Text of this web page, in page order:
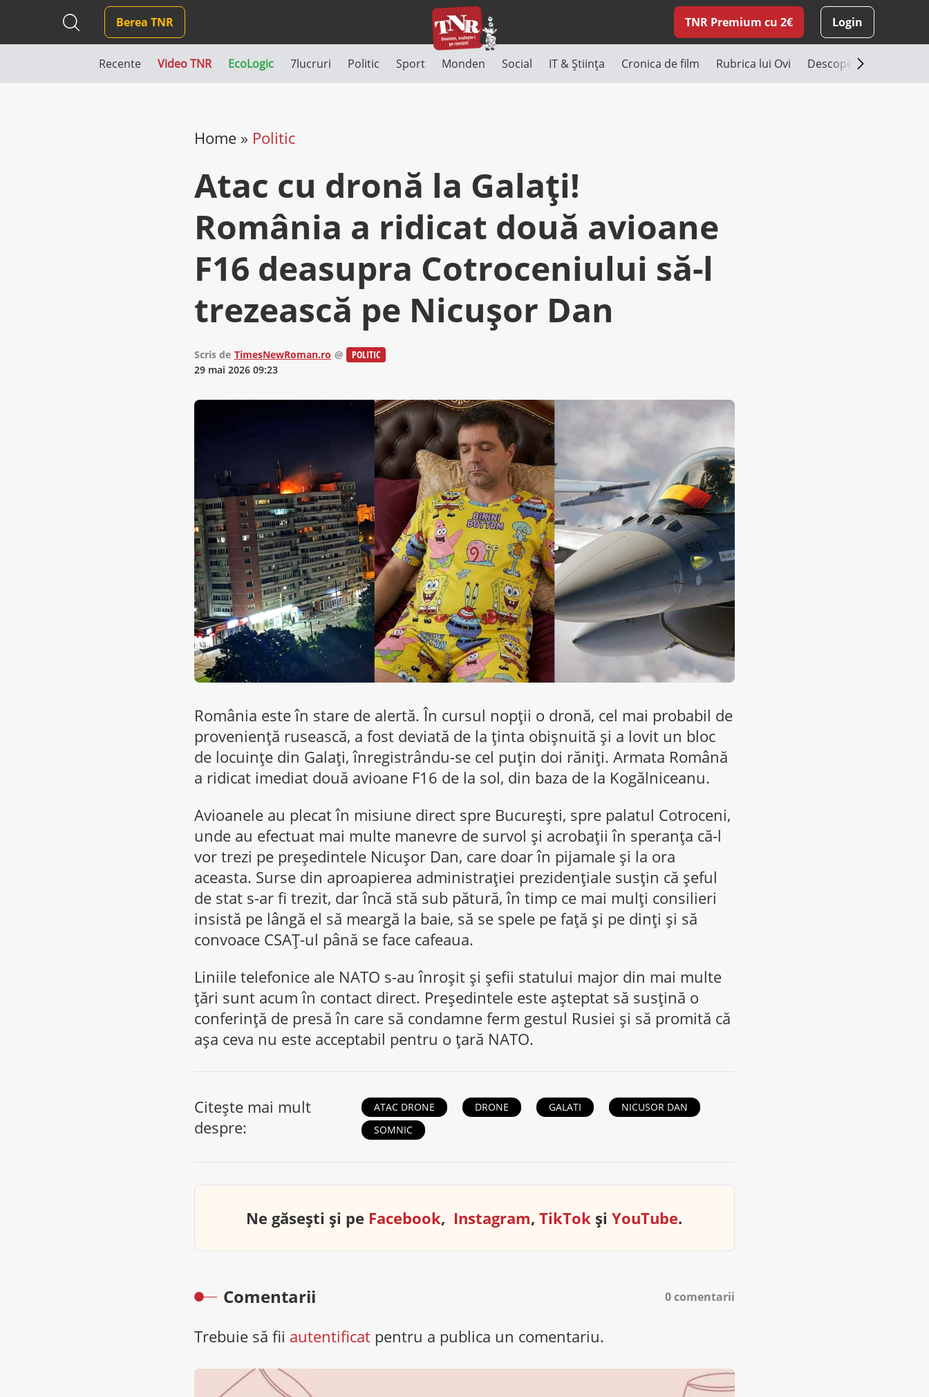
Berea TNR TNR Premium cu 2€ Login
Recente Video TNR EcoLogic 7lucruri Politic Sport Monden Social IT & Știința Cronica de film Rubrica lui Ovi Descoperă România
Home» Politic
Atac cu dronă la Galați!
România a ridicat două avioane
F16 deasupra Cotroceniului să-l
trezească pe Nicușor Dan
Scris de TimesNewRoman.ro @
POLITIC
29 mai 2026 09:23
România este în stare de alertă. În cursul nopții o dronă, cel mai probabil de
proveniență rusească, a fost deviată de la ținta obișnuită și a lovit un bloc
de locuințe din Galați, înregistrându-se cel puțin doi răniți. Armata Română
a ridicat imediat două avioane F16 de la sol, din baza de la Kogălniceanu.
Avioanele au plecat în misiune direct spre București, spre palatul Cotroceni,
unde au efectuat mai multe manevre de survol și acrobații în speranța că-l
vor trezi pe președintele Nicușor Dan, care doar în pijamale și la ora
aceasta. Surse din aproapierea administrației prezidențiale susțin că șeful
de stat s-ar fi trezit, dar încă stă sub pătură, în timp ce mai mulți consilieri
insistă pe lângă el să meargă la baie, să se spele pe față și pe dinți și să
convoace CSAȚ-ul până se face cafeaua.
Liniile telefonice ale NATO s-au înroșit și șefii statului major din mai multe
țări sunt acum în contact direct. Președintele este așteptat să susțină o
conferință de presă în care să condamne ferm gestul Rusiei și să promită că
așa ceva nu este acceptabil pentru o țară NATO.
Citește mai mult
despre:
ATAC DRONE DRONE GALATI
NICUSOR DAN
SOMNIC
Ne găsești și pe Facebook, Instagram,TikTok șiYouTube.
Comentarii 0 comentarii
Trebuie să fii autentificatpentru a publica un comentariu.